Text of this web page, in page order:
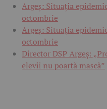
Argeş: Situaţia
octombrie
Argeș: Situația
octombrie
Director DSP Argeş:
elevii nu poartă mască”